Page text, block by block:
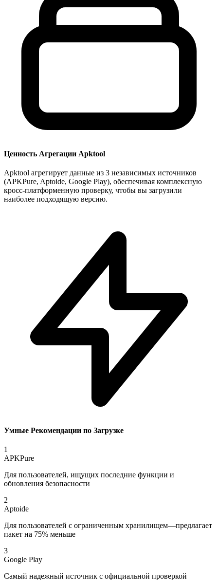
Ценность Агрегации Apktool
Apktool агрегирует данные из 3 независимых источников
(APKPure, Aptoide, Google Play), обеспечивая комплексную
кросс-платформенную проверку, чтобы вы загрузили
наиболее подходящую версию.
Умные Рекомендации по Загрузке
1
APKPure
Для пользователей, ищущих последние функции и
обновления безопасности
2
Aptoide
Для пользователей с ограниченным хранилищем—предлагает
пакет на 75% меньше
3
Google Play
Самый надежный источник с официальной проверкой